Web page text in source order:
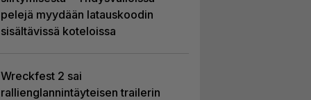
pelejä myydään latauskoodin
sisältävissä koteloissa
Wreckfest 2 sai
rallienglannintäyteisen trailerin